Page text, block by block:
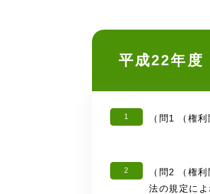
平成22年度
1 （問1 （権
2
（問2 （権
法の規定に